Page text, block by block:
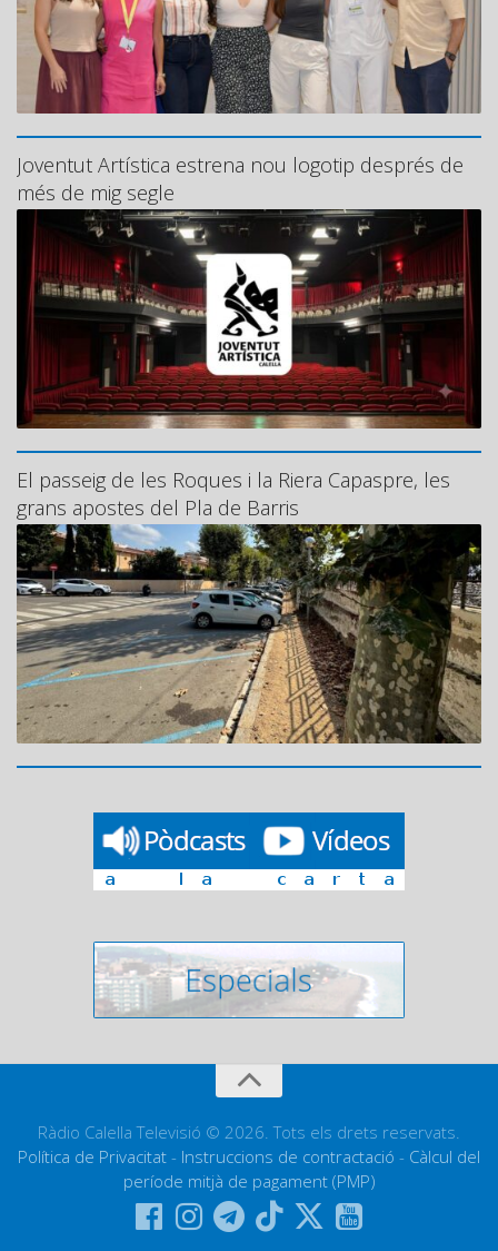
Joventut Artística estrena nou logotip després de
més de mig segle
El passeig de les Roques i la Riera Capaspre, les
grans apostes del Pla de Barris
Ràdio Calella Televisió © 2026. Tots els drets reservats.
Política de Privacitat - Instruccions de contractació - Càlcul del
període mitjà de pagament (PMP)